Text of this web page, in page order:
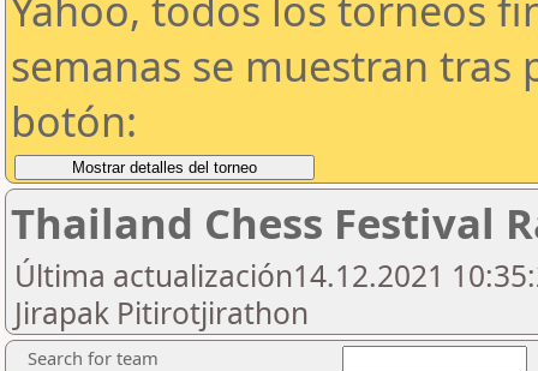
semanas se muestran tras
botón:
Thailand Chess Festival
Última actualización14.12.2021
Jirapak Pitirotjirathon
Search for team